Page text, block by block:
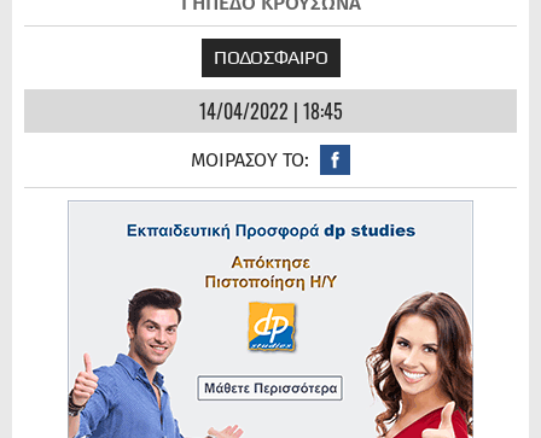
ΠΟΔΟΣΦΑΙΡΟ
14/04/2022 | 18:45
ΜΟΙΡΑΣΟΥ ΤΟ: